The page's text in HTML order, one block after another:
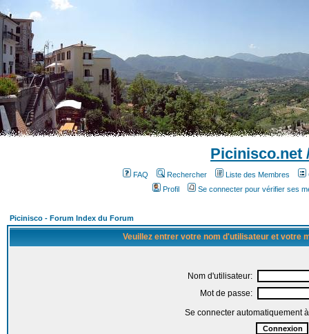
Picinisco.net
FAQ Rechercher Liste des Membres
Profil
Se connecter pour vérifier ses
Picinisco - Forum Index du Forum
Veuillez entrer votre nom d'utilisateur et votre
Nom d'utilisateur:
Mot de passe:
Se connecter automatiquement